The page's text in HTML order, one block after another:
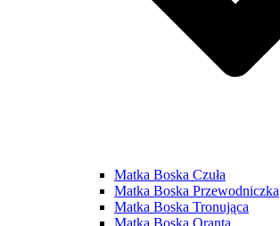
Matka Boska Czuła
Matka Boska Przewodniczka
Matka Boska Tronująca